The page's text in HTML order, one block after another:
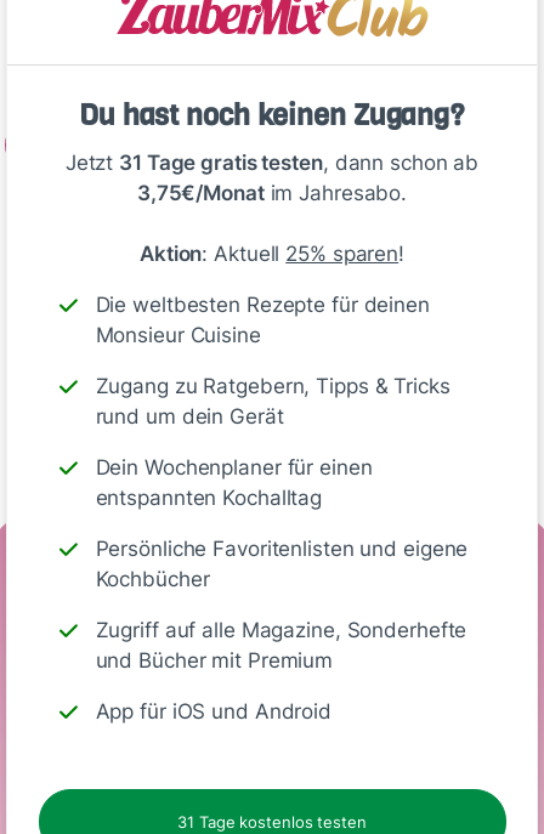
Du hast noch keinen Zugang?
Jetzt 31 Tage gratis testen, dann schon ab
3,75€/Monatim Jahresabo.
Aktion: Aktuell 25% sparen!
Die weltbesten Rezepte für deinen
Monsieur Cuisine
Zugang zu Ratgebern, Tipps & Tricks
rund um dein Gerät
Dein Wochenplaner für einen
entspannten Kochalltag
Persönliche Favoritenlisten und eigene
Kochbücher
Zugriff auf alle Magazine, Sonderhefte
und Bücher mit Premium
App für iOS und Android
31 Tage kostenlos testen
Umfüllen und beiseitestellen. Den Mixtopf
spülen.
Für den Teig Wasser, Hefe sowie Zucker…
Nährwerte
143 3 g 22 g